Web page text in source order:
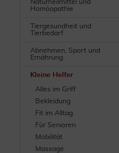
Naturheilmittel und
Homöopathie
Tiergesundheit und
Tierbedarf
Abnehmen, Sport und
Ernährung
Kleine Helfer
Alles im Griff
Bekleidung
Fit im Alltag
Für Senioren
Mobilität
Massage